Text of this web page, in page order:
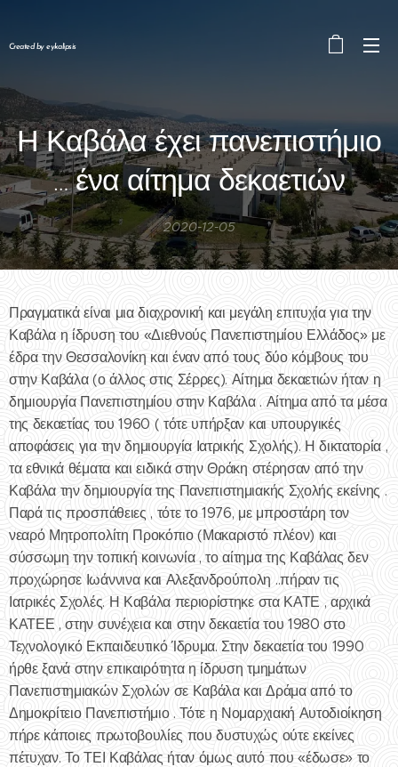
Created by eykalipsis
Η Καβάλα έχει πανεπιστήμιο
… ένα αίτημα δεκαετιών
2020-12-05
Πραγματικά είναι μια διαχρονική και μεγάλη επιτυχία για την
Καβάλα η ίδρυση του «Διεθνούς Πανεπιστημίου Ελλάδος» με
έδρα την Θεσσαλονίκη και έναν από τους δύο κόμβους του
στην Καβάλα (ο άλλος στις Σέρρες). Αίτημα δεκαετιών ήταν η
δημιουργία Πανεπιστημίου στην Καβάλα . Αίτημα από τα μέσα
της δεκαετίας του 1960 ( τότε υπήρξαν και υπουργικές
αποφάσεις για την δημιουργία Ιατρικής Σχολής). Η δικτατορία ,
τα εθνικά θέματα και ειδικά στην Θράκη στέρησαν από την
Καβάλα την δημιουργία της Πανεπιστημιακής Σχολής εκείνης .
Παρά τις προσπάθειες , τότε το 1976, με μπροστάρη τον
νεαρό Μητροπολίτη Προκόπιο (Μακαριστό πλέον) και
σύσσωμη την τοπική κοινωνία , το αίτημα της Καβάλας δεν
προχώρησε Ιωάννινα και Αλεξανδρούπολη ..πήραν τις
Ιατρικές Σχολές. Η Καβάλα περιορίστηκε στα ΚΑΤΕ , αρχικά
ΚΑΤΕΕ , στην συνέχεια και στην δεκαετία του 1980 στο
Τεχνολογικό Εκπαιδευτικό Ίδρυμα. Στην δεκαετία του 1990
ήρθε ξανά στην επικαιρότητα η ίδρυση τμημάτων
Πανεπιστημιακών Σχολών σε Καβάλα και Δράμα από το
Δημοκρίτειο Πανεπιστήμιο . Τότε η Νομαρχιακή Αυτοδιοίκηση
πήρε κάποιες πρωτοβουλίες που δυστυχώς ούτε εκείνες
πέτυχαν. Το ΤΕΙ Καβάλας ήταν όμως αυτό που «έδωσε» το